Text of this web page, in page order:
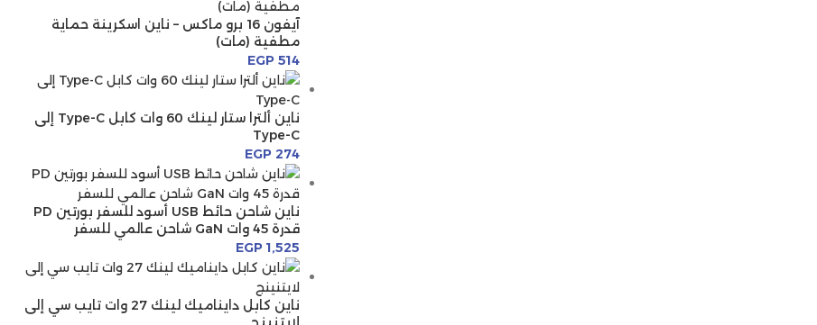
آيفون 16 برو ماكس – ناين اسكرينة حماية
مطفية (مات)
EGP514
ناين ألترا ستار لينك 60 وات كابل Type-C إلى
Type-C
EGP274
ناين شاحن حائط USB أسود للسفر بورتين PD
قدرة 45 وات GaN شاحن عالمي للسفر
EGP1,525
ناين كابل دايناميك لينك 27 وات تايب سي إلى